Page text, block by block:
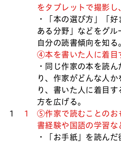
1 1
をタブレットで撮影し
・「本の選び方」「
ある分野」などをグル
自分の読書傾向を知る
④本を書いた人に着目
・同じ作家の本を読
り、作家がどんな人
り、書いた人に着目
方を広げる。
⑤作家で読むことのお
書経験や国語の学習な
・「お手紙」を読ん